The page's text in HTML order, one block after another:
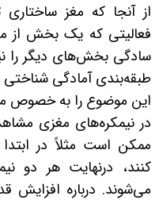
از آنجا که مغز
فعالیتی که یک بخش از
سادگی بخش‌های دیگر را
طبقه‌بندی آمادگی شناختی
این موضوع را به خصوص
در نیمکره‌های مغزی
ممکن است مثلاً در
کنند، درنهایت هر دو
می‌شوند. درباره افزایش